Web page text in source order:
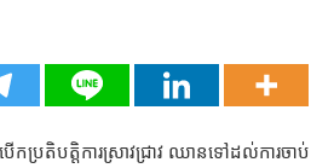
កប្រតិបត្តិការស្រាវជ្រាវ ឈានទៅដល់ការចាប់